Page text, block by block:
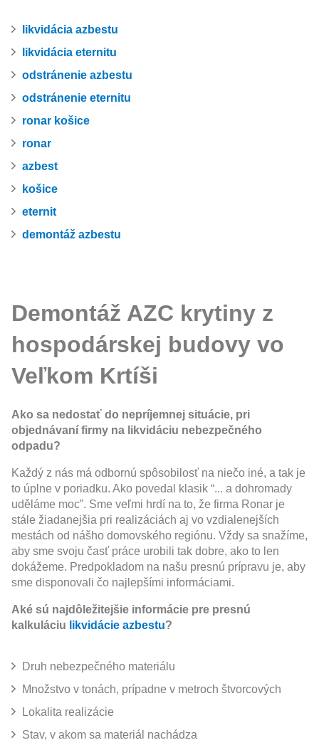
likvidácia azbestu
likvidácia eternitu
odstránenie azbestu
odstránenie eternitu
ronar košice
ronar
azbest
košice
eternit
demontáž azbestu
Demontáž AZC krytiny z
hospodárskej budovy vo
Veľkom Krtíši
Ako sa nedostať do nepríjemnej situácie, pri
objednávaní firmy na likvidáciu nebezpečného
odpadu?
Každý z nás má odbornú spôsobilosť na niečo iné, a tak je
to úplne v poriadku. Ako povedal klasik “... a dohromady
uděláme moc”. Sme veľmi hrdí na to, že firma Ronar je
stále žiadanejšia pri realizáciách aj vo vzdialenejších
mestách od nášho domovského regiónu. Vždy sa snažíme,
aby sme svoju časť práce urobili tak dobre, ako to len
dokážeme. Predpokladom na našu presnú prípravu je, aby
sme disponovali čo najlepšími informáciami.
Aké sú najdôležitejšie informácie pre presnú
kalkuláciu likvidácie azbestu?
Druh nebezpečného materiálu
Množstvo v tonách, prípadne v metroch štvorcových
Lokalita realizácie
Stav, v akom sa materiál nachádza